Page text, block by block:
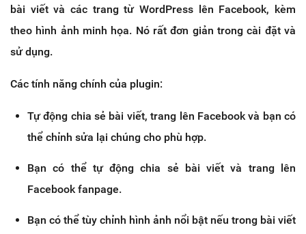
bài viết và các trang từ WordPress lên Facebook, kèm
theo hình ảnh minh họa. Nó rất đơn giản trong cài đặt và
sử dụng.
Các tính năng chính của plugin:
Tự động chia sẻ bài viết, trang lên Facebook và bạn có
thể chỉnh sửa lại chúng cho phù hợp.
Bạn có thể tự động chia sẻ bài viết và trang lên
Facebook fanpage.
Bạn có thể tùy chỉnh hình ảnh nổi bật nếu trong bài viết